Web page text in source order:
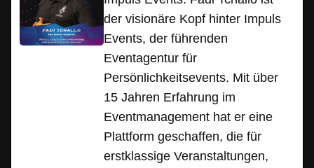
der visionäre Kopf hinter Impuls
Events, der führenden
Eventagentur für
Persönlichkeitsevents. Mit über
15 Jahren Erfahrung im
Eventmanagement hat er eine
Plattform geschaffen, die für
erstklassige Veranstaltungen,